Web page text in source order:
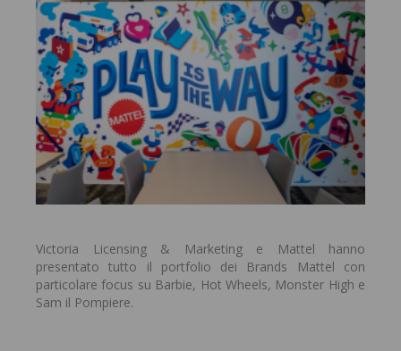
Victoria Licensing & Marketing e Mattel hanno
presentato tutto il portfolio dei Brands Mattel con
particolare focus su Barbie, Hot Wheels, Monster High e
Sam il Pompiere.